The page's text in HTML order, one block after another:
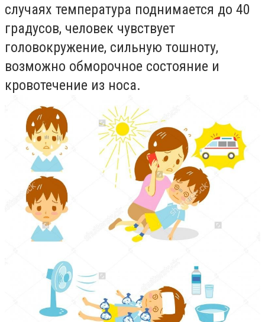
случаях температура поднимается до 40
градусов, человек чувствует
головокружение, сильную тошноту,
возможно обморочное состояние и
кровотечение из носа.